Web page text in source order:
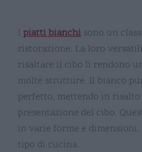
I piatti bianchi sono un
ristorazione. La loro
risaltare il cibo li rendono
molte strutture. Il bianco
perfetto, mettendo in risalto
presentazione del cibo.
in varie forme e
tipo di cucina​​​​.